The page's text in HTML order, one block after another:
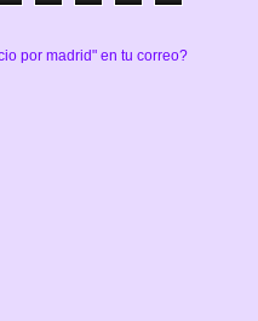
por madrid" en tu correo?